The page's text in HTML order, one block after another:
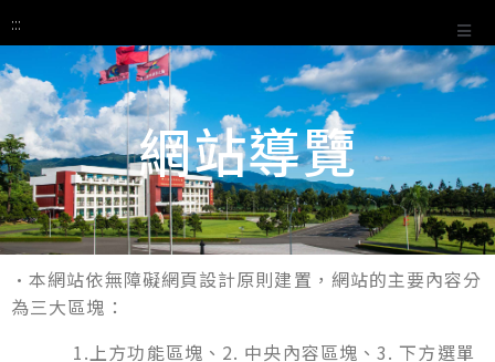
:::
網站導覽
•本網站依無障礙網頁設計原則建置，網站的主要內容分
為三大區塊：
1.上方功能區塊、2. 中央內容區塊、3. 下方選單